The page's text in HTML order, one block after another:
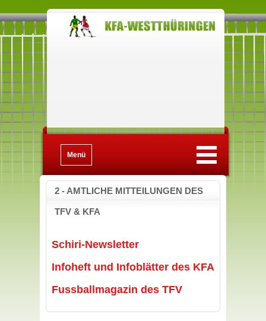
Menü
2 - AMTLICHE MITTEILUNGEN DES
TFV & KFA
Schiri-Newsletter
Infoheft und Infoblätter des KFA
Fussballmagazin des TFV